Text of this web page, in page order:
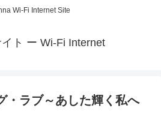
Wi-Fi Internet Site
ト ー Wi-Fi Internet
・ラブ～あした輝く私へ